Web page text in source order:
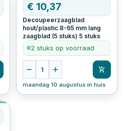
€ 10,37
Decoupeerzaagblad
hout/plastic 8-65 mm lang
zaagblad (5 stuks) 5 stuks
2 stuks op voorraad
1
maandag 10 augustus in huis